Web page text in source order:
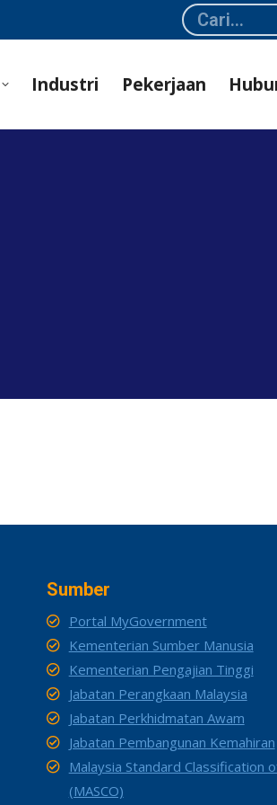
Search:
Industri Pekerjaan
Sumber
Portal MyGovernment
Kementerian Sumber Manusia
Kementerian Pengajian Tinggi
Jabatan Perangkaan Malaysia
Jabatan Perkhidmatan Awam
Jabatan Pembangunan Kemahiran
Malaysia Standard Classification
(MASCO)